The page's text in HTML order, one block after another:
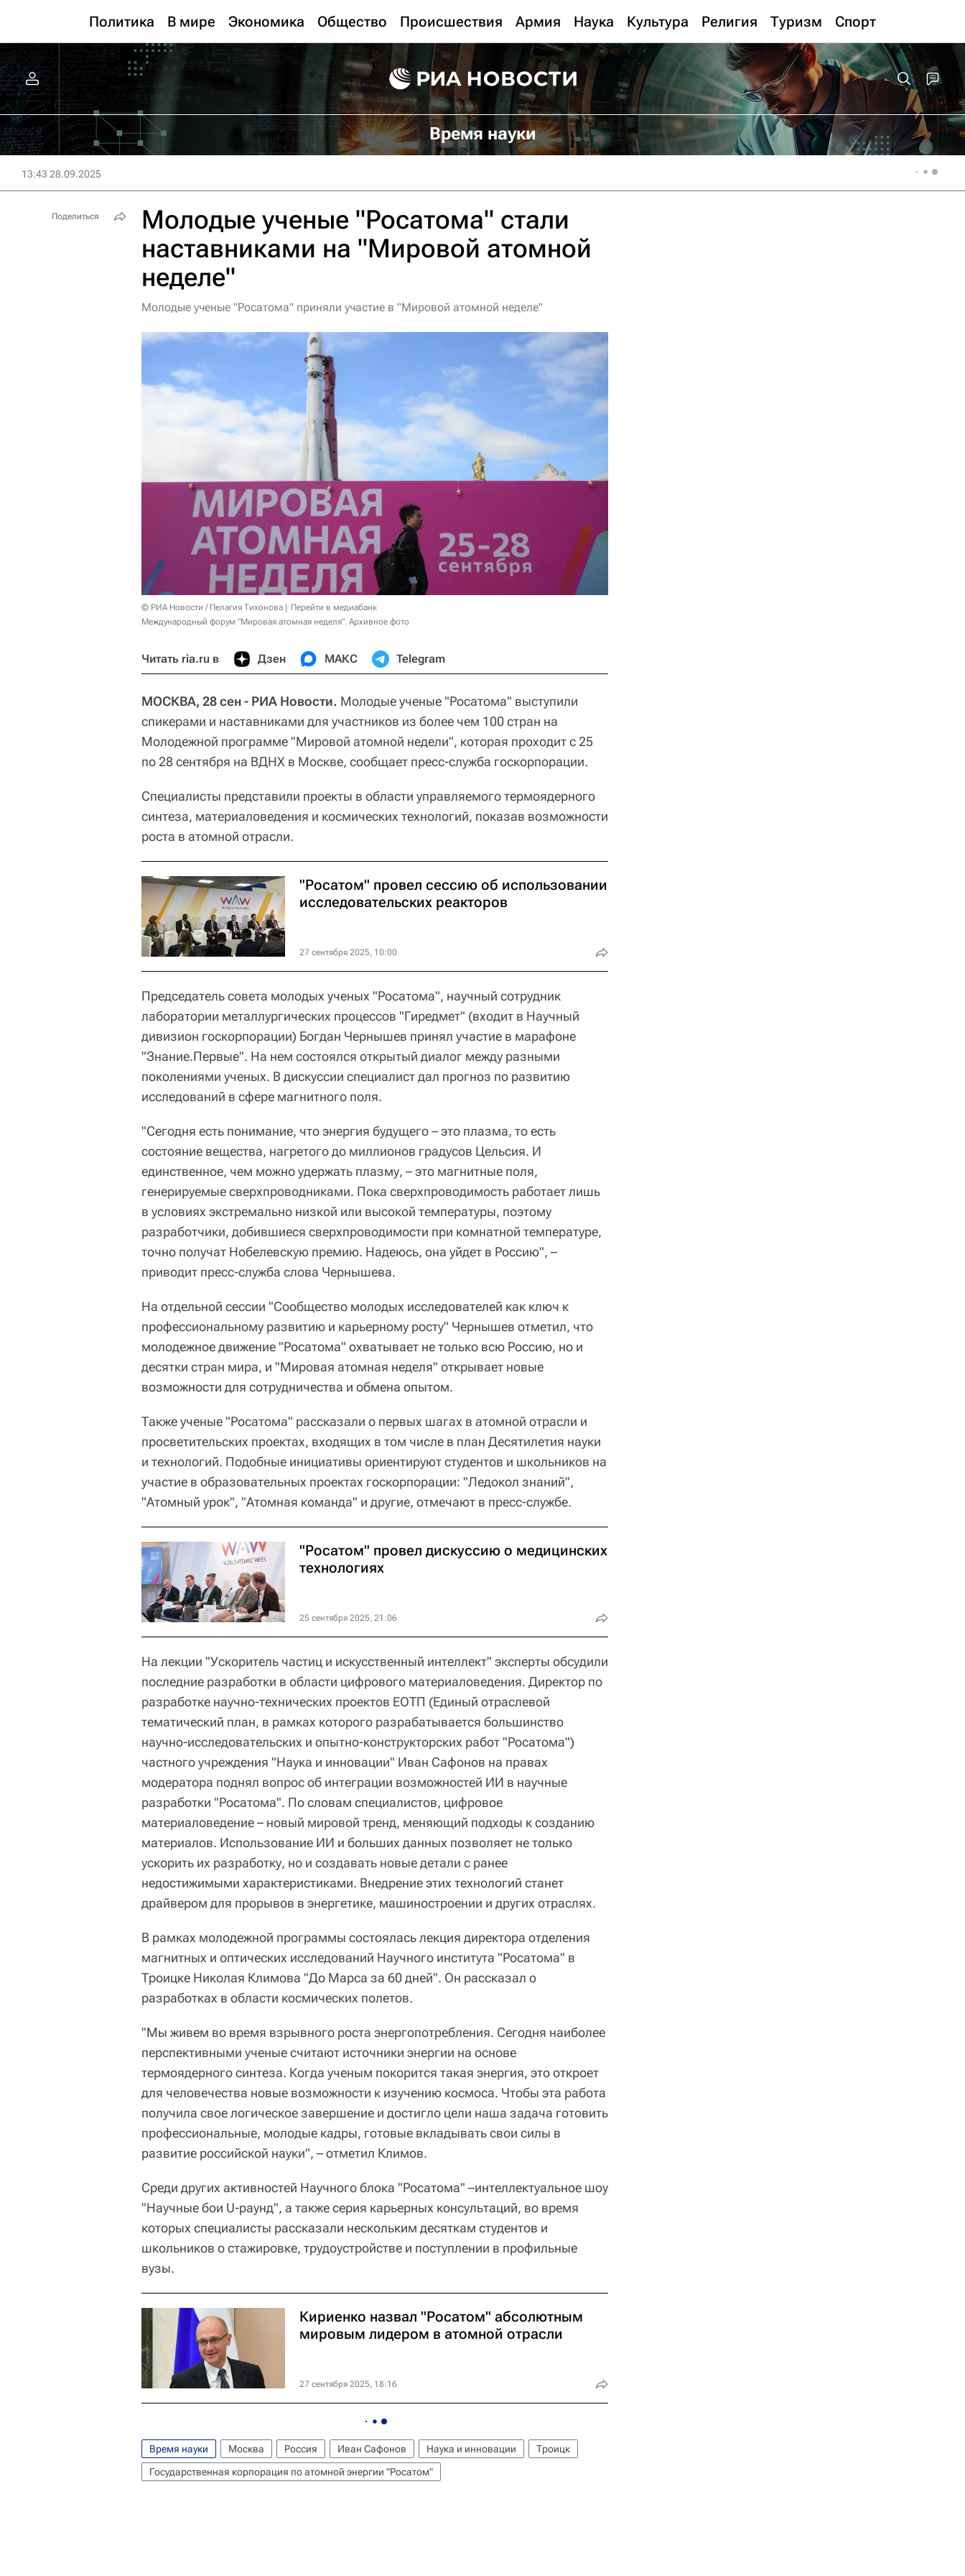
Политика В мире Экономика Общество Происшествия Армия Наука Культура Религия Туризм Спорт
Время науки
13:43 28.09.2025
Молодые ученые "Росатома" стали
наставниками на "Мировой атомной
неделе"
Молодые ученые "Росатома" приняли участие в "Мировой атомной неделе"
© РИА Новости / Пелагия Тихонова
Перейти в медиабанк
Международный форум "Мировая атомная неделя". Архивное фото
Читать ria.ru в Дзен МАКС Telegram
МОСКВА, 28 сен - РИА Новости. Молодые ученые "Росатома" выступили
спикерами и наставниками для участников из более чем 100 стран на
Молодежной программе "Мировой атомной недели", которая проходит с 25
по 28 сентября на ВДНХ в Москве, сообщает пресс-служба госкорпорации.
Специалисты представили проекты в области управляемого термоядерного
синтеза, материаловедения и космических технологий, показав возможности
роста в атомной отрасли.
"Росатом" провел сессию об использовании
исследовательских реакторов
27 сентября 2025, 10:00
Председатель совета молодых ученых "Росатома", научный сотрудник
лаборатории металлургических процессов "Гиредмет" (входит в Научный
дивизион госкорпорации) Богдан Чернышев принял участие в марафоне
"Знание.Первые". На нем состоялся открытый диалог между разными
поколениями ученых. В дискуссии специалист дал прогноз по развитию
исследований в сфере магнитного поля.
"Сегодня есть понимание, что энергия будущего – это плазма, то есть
состояние вещества, нагретого до миллионов градусов Цельсия. И
единственное, чем можно удержать плазму, – это магнитные поля,
генерируемые сверхпроводниками. Пока сверхпроводимость работает лишь
в условиях экстремально низкой или высокой температуры, поэтому
разработчики, добившиеся сверхпроводимости при комнатной температуре,
точно получат Нобелевскую премию. Надеюсь, она уйдет в Россию", –
приводит пресс-служба слова Чернышева.
На отдельной сессии "Сообщество молодых исследователей как ключ к
профессиональному развитию и карьерному росту" Чернышев отметил, что
молодежное движение "Росатома" охватывает не только всю Россию, но и
десятки стран мира, и "Мировая атомная неделя" открывает новые
возможности для сотрудничества и обмена опытом.
Также ученые "Росатома" рассказали о первых шагах в атомной отрасли и
просветительских проектах, входящих в том числе в план Десятилетия науки
и технологий. Подобные инициативы ориентируют студентов и школьников на
участие в образовательных проектах госкорпорации: "Ледокол знаний",
"Атомный урок", "Атомная команда" и другие, отмечают в пресс-службе.
"Росатом" провел дискуссию о медицинских
технологиях
25 сентября 2025, 21:06
На лекции "Ускоритель частиц и искусственный интеллект" эксперты обсудили
последние разработки в области цифрового материаловедения. Директор по
разработке научно-технических проектов ЕОТП (Единый отраслевой
тематический план, в рамках которого разрабатывается большинство
научно-исследовательских и опытно-конструкторских работ "Росатома")
частного учреждения "Наука и инновации" Иван Сафонов на правах
модератора поднял вопрос об интеграции возможностей ИИ в научные
разработки "Росатома". По словам специалистов, цифровое
материаловедение – новый мировой тренд, меняющий подходы к созданию
материалов. Использование ИИ и больших данных позволяет не только
ускорить их разработку, но и создавать новые детали с ранее
недостижимыми характеристиками. Внедрение этих технологий станет
драйвером для прорывов в энергетике, машиностроении и других отраслях.
В рамках молодежной программы состоялась лекция директора отделения
магнитных и оптических исследований Научного института "Росатома" в
Троицке Николая Климова "До Марса за 60 дней". Он рассказал о
разработках в области космических полетов.
"Мы живем во время взрывного роста энергопотребления. Сегодня наиболее
перспективными ученые считают источники энергии на основе
термоядерного синтеза. Когда ученым покорится такая энергия, это откроет
для человечества новые возможности к изучению космоса. Чтобы эта работа
получила свое логическое завершение и достигло цели наша задача готовить
профессиональные, молодые кадры, готовые вкладывать свои силы в
развитие российской науки", – отметил Климов.
Среди других активностей Научного блока "Росатома" –интеллектуальное шоу
"Научные бои U-раунд", а также серия карьерных консультаций, во время
которых специалисты рассказали нескольким десяткам студентов и
школьников о стажировке, трудоустройстве и поступлении в профильные
вузы.
Кириенко назвал "Росатом" абсолютным
мировым лидером в атомной отрасли
27 сентября 2025, 18:16
Время науки Москва Россия Иван Сафонов Наука и инновации
Троицк
Государственная корпорация по атомной энергии "Росатом"
Поделиться